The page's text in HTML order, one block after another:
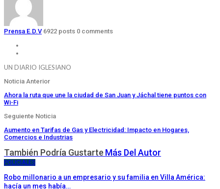
Prensa E.D.V 6922 posts 0 comments
UN DIARIO IGLESIANO
Noticia Anterior
Ahora la ruta que une la ciudad de San Juan y Jáchal tiene puntos con
Wi-Fi
Seguiente Noticia
Aumento en Tarifas de Gas y Electricidad: Impacto en Hogares,
Comercios e Industrias
También Podría Gustarte Más Del Autor
POLICIALES
Robo millonario a un empresario y su familia en Villa América:
hacía un mes había…